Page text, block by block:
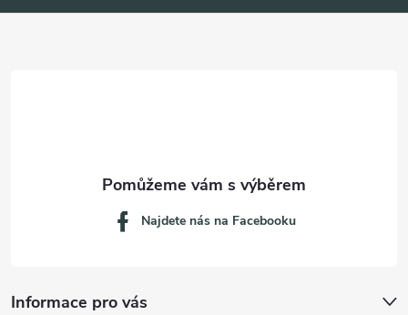
Informace pro vás
Najdete nás na Facebooku